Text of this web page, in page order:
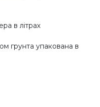
в літрах
грунта упакована в